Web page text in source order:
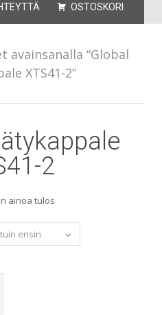
OSTOSKORI
avainsanalla “Global
XTS41-2”
2
ainoa tulos